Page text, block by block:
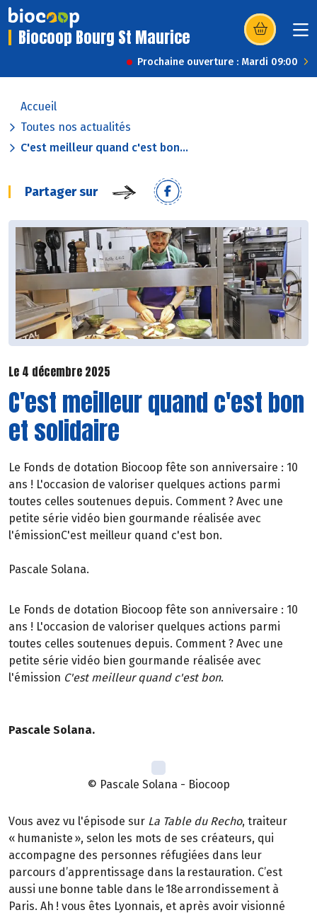
Biocoop Bourg St Maurice (s’ouvre dans
Prochaine ouverture : Mardi 09:00
Accueil
Toutes nos actualités
C'est meilleur quand c'est bon...
Partager sur
Le 4 décembre 2025
C'est meilleur quand c'est bon
et solidaire
Le Fonds de dotation Biocoop fête son anniversaire : 10
ans ! L'occasion de valoriser quelques actions parmi
toutes celles soutenues depuis. Comment ? Avec une
petite série vidéo bien gourmande réalisée avec
l'émissionC'est meilleur quand c'est bon.
Pascale Solana.
Le Fonds de dotation Biocoop fête son anniversaire : 10
ans ! L'occasion de valoriser quelques actions parmi
toutes celles soutenues depuis. Comment ? Avec une
petite série vidéo bien gourmande réalisée avec
l'émission C'est meilleur quand c'est bon.
Pascale Solana.
© Pascale Solana - Biocoop
Vous avez vu l'épisode sur La Table du Recho, traiteur
« humaniste », selon les mots de ses créateurs, qui
accompagne des personnes réfugiées dans leur
parcours d’apprentissage dans la restauration. C’est
aussi une bonne table dans le 18e arrondissement à
Paris. Ah ! vous êtes Lyonnais, et après avoir visionné